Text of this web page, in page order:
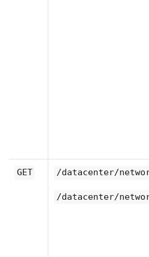
GET /datacenter/
/datacenter/